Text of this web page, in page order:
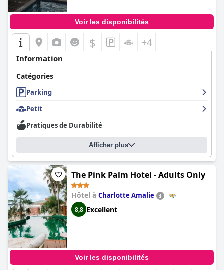
Voir les disponibilités
$ +4
Information
Catégories
Parking
Petit
Pratiques de Durabilité
Afficher plus
The Pink Palm Hotel - Adults Only
Hôtel à Charlotte Amalie
8,8 Excellent
Voir les disponibilités